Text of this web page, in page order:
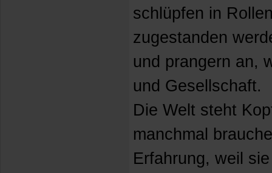
schlüpfen in
zugestanden
und prangern an,
und Gesellschaft.
Die Welt steht
manchmal
Erfahrung, weil